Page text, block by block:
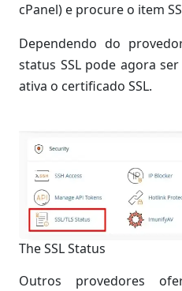
cPanel) e procure o item
Dependendo do
status SSL pode agora
ativa o certificado SSL.
The SSL Status
Outros provedores